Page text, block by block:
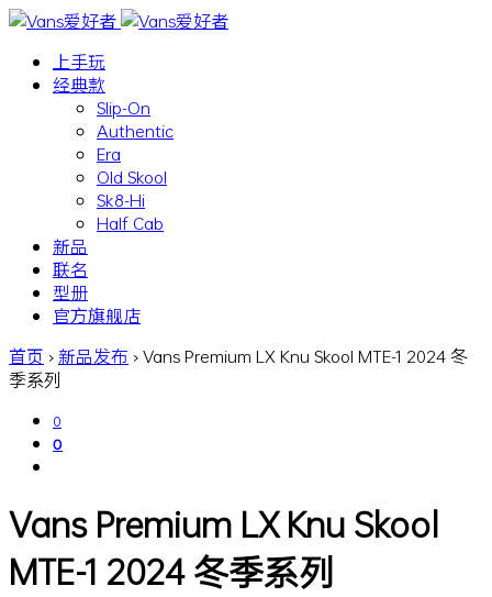
上手玩
经典款
Slip-On
Authentic
Era
Old Skool
Sk8-Hi
Half Cab
新品
联名
型册
官方旗舰店
首页 ›新品发布 ›Vans Premium LX Knu Skool MTE-1 2024 冬
季系列
0
0
Vans Premium LX Knu Skool
MTE-1 2024 冬季系列